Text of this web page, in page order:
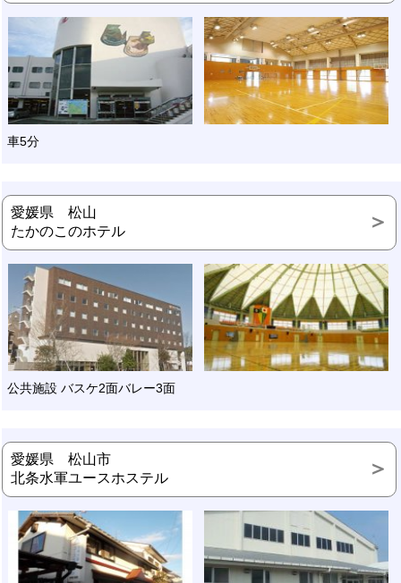
車5分
愛媛県 松山
たかのこのホテル
公共施設 バスケ2面バレー3面
愛媛県 松山市
北条水軍ユースホステル